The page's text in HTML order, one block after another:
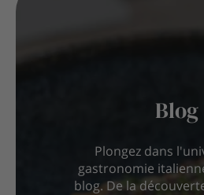
Blog
Plongez dans
gastronomie
blog. De la